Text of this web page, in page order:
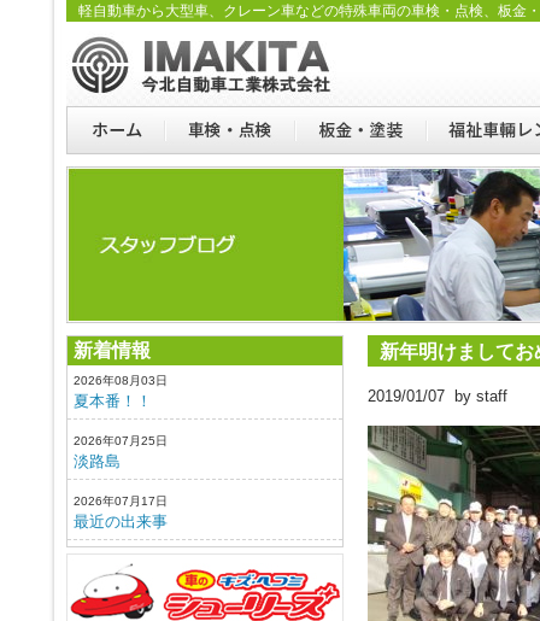
軽自動車から大型車、クレーン車などの特殊車両の車検・点検、板金
新着情報
2026年08月03日
夏本番！！
2026年07月25日
淡路島
2026年07月17日
最近の出来事
新年明けまして
2019/01/07 by staff